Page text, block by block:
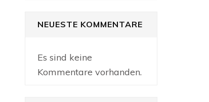
NEUESTE KOMMENTARE
Es sind keine
Kommentare vorhanden.